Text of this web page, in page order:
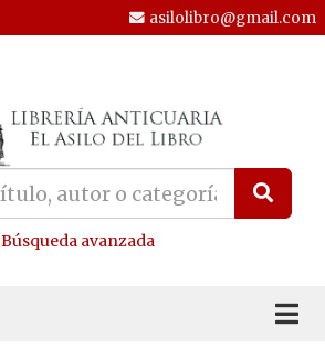
asilolibro@gmail.com
Búsqueda avanzada